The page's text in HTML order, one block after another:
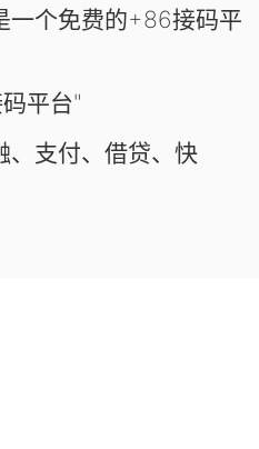
一个免费的+86接码平
平台"
、支付、借贷、快